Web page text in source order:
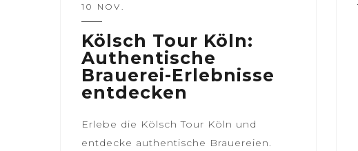
10 NOV.
Kölsch Tour Köln:
Authentische
Brauerei-Erlebnisse
entdecken
Erlebe die Kölsch Tour Köln und
entdecke authentische Brauereien.